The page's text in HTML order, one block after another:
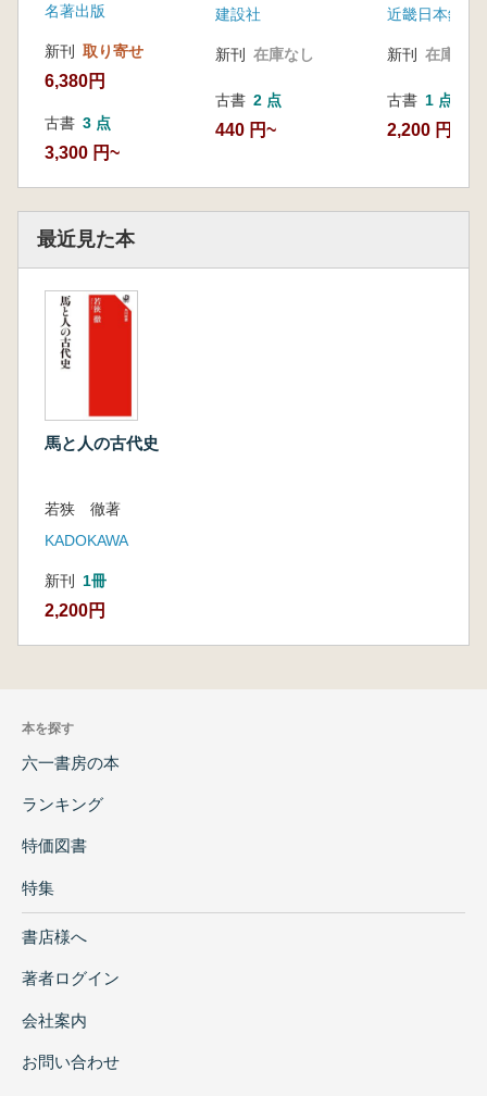
名著出版
新刊 取り寄せ
6,380円
古書 3 点
3,300 円~
建設社
新刊 在庫なし
古書 2 点
440 円~
近畿日本鉄道
新刊 在庫なし
古書 1 点
2,200 円
最近見た本
馬と人の古代史
若狭 徹著
KADOKAWA
新刊 1冊
2,200円
本を探す
六一書房の本
ランキング
特価図書
特集
書店様へ
著者ログイン
会社案内
お問い合わせ